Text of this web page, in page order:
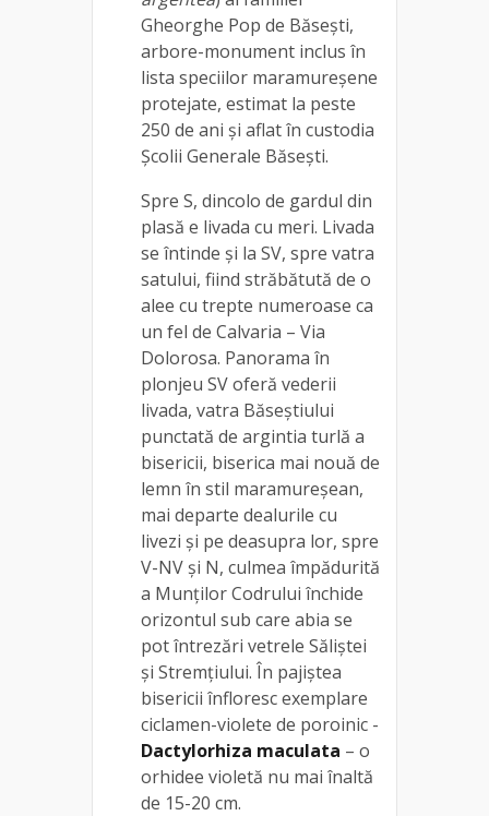
Gheorghe Pop de Băseşti,
arbore-monument inclus în
lista speciilor maramureşene
protejate, estimat la peste
250 de ani și aflat în custodia
Şcolii Generale Băseşti.
Spre S, dincolo de gardul din
plasă e livada cu meri. Livada
se întinde și la SV, spre vatra
satului, fiind străbătută de o
alee cu trepte numeroase ca
un fel de Calvaria – Via
Dolorosa. Panorama în
plonjeu SV oferă vederii
livada, vatra Băseştiului
punctată de argintia turlă a
bisericii, biserica mai nouă de
lemn în stil maramureșean,
mai departe dealurile cu
livezi și pe deasupra lor, spre
V-NV şi N, culmea împădurită
a Munţilor Codrului închide
orizontul sub care abia se
pot întrezări vetrele Săliştei
şi Stremţiului. În pajiştea
bisericii înfloresc exemplare
ciclamen-violete de poroinic -
Dactylorhiza maculata – o
orhidee violetă nu mai înaltă
de 15-20 cm.